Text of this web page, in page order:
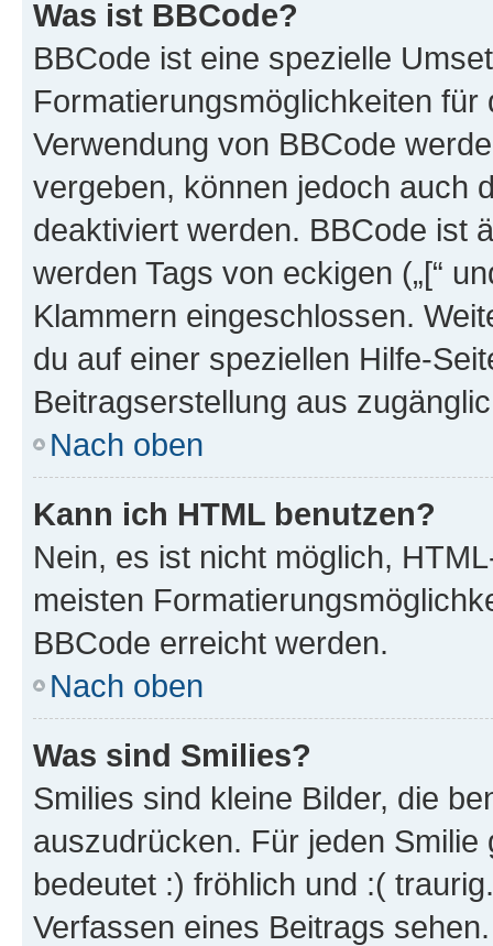
Was ist BBCode?
BBCode ist eine spezielle
Formatierungsmöglichkeiten
Verwendung von BBCode
vergeben, können jedoch auch
deaktiviert werden. BBCode ist
werden Tags von eckigen („[“
Klammern eingeschlossen.
du auf einer speziellen Hilfe-
Beitragserstellung aus
Nach oben
Kann ich HTML benutzen?
Nein, es ist nicht möglich,
meisten
BBCode erreicht werden.
Nach oben
Was sind Smilies?
Smilies sind kleine Bilder, die
auszudrücken. Für jeden
bedeutet :) fröhlich und :(
Verfassen eines Beitrags